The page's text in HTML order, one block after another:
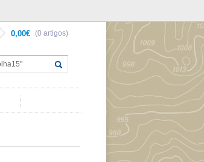
(0 artigos)
0,00€